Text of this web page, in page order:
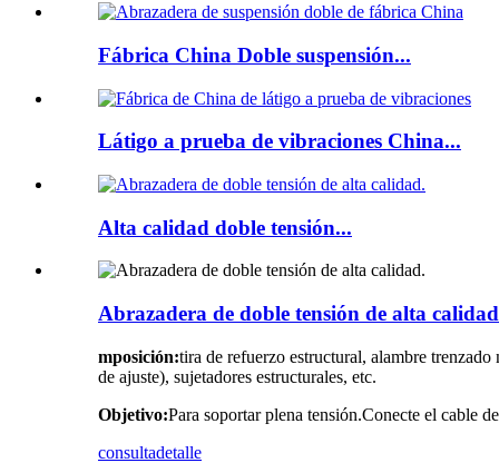
Fábrica China Doble suspensión...
Látigo a prueba de vibraciones China...
Alta calidad doble tensión...
Abrazadera de doble tensión de alta
mposición:tira de refuerzo estructural, alambre
de ajuste), sujetadores estructurales, etc.
Objetivo:Para soportar plena tensión.Conecte el cable
consultadetalle